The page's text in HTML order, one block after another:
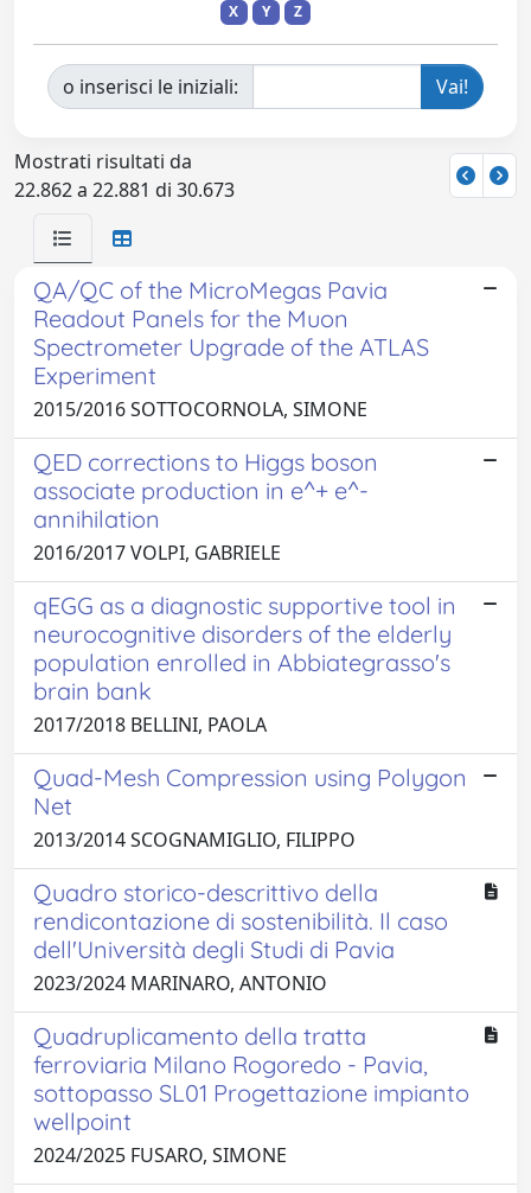
X
Y Z
o inserisci le iniziali:
Mostrati risultati da
22.862 a 22.881 di 30.673
QA/QC of the MicroMegas Pavia
Readout Panels for the Muon
Spectrometer Upgrade of the ATLAS
Experiment
2015/2016 SOTTOCORNOLA, SIMONE
QED corrections to Higgs boson
associate production in e^+ e^-
annihilation
2016/2017 VOLPI, GABRIELE
qEGG as a diagnostic supportive tool in
neurocognitive disorders of the elderly
population enrolled in Abbiategrasso's
brain bank
2017/2018 BELLINI, PAOLA
Quad-Mesh Compression using Polygon
Net
2013/2014 SCOGNAMIGLIO, FILIPPO
Quadro storico-descrittivo della
rendicontazione di sostenibilità. Il caso
dell'Università degli Studi di Pavia
2023/2024 MARINARO, ANTONIO
Quadruplicamento della tratta
ferroviaria Milano Rogoredo - Pavia,
sottopasso SL01 Progettazione impianto
wellpoint
2024/2025 FUSARO, SIMONE